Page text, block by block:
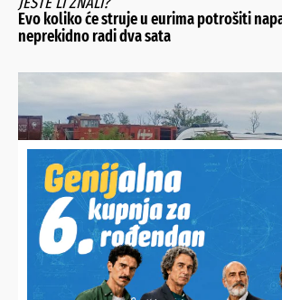
Evo koliko će struje u eurima potrošiti
neprekidno radi dva sata
PRUGA JE ZATVORENA
Sudar putničkog i teretnog vlaka kod